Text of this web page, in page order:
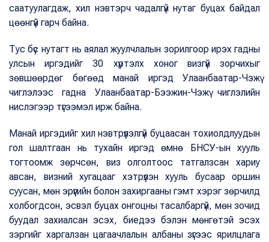
саатуулагдаж, хил нэвтэрч чадалгүй нутаг буцах байдал
цөөнгүй гарч байна.
Тус бүс нутагт нь аялал жуулчлалын зорилгоор ирэх гадны
улсын иргэдийг 30 хүртэлх хоног визгүй зорчихыг
зөвшөөрдөг бөгөөд манай иргэд Улаанбаатар-Чэжү
чиглэлээс гадна Улаанбаатар-Бээжин-Чэжү чиглэлийн
нислэгээр түгээмэл ирж байна.
Манай иргэдийг хил нэвтрүүлэлгүй буцаасан тохиолдлуудын
гол шалтгаан нь тухайн иргэд өмнө БНСУ-ын хууль
тогтоомж зөрчсөн, виз олголтоос татгалзсан хариу
авсан, визний хугацааг хэтрүүлэн хууль бусаар оршин
суусан, мөн эрүүгийн болон захиргааны гэмт хэрэг зөрчилд
холбогдсон, эсвэл буцах онгоцны тасалбаргүй, мөн зочид
буудал захиалсан эсэх, биедээ бэлэн мөнгөтэй эсэх
зэргийг харгалзан цагаачлалын албаны зүгээс ярилцлага